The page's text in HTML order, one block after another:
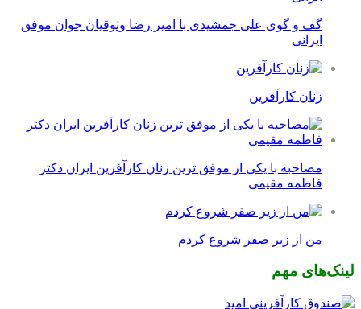
گف و گوی علی جمشیدی با امیر رضا وثوقیان جوان موفق
ایرانی
زنان کارآفرین
مصاحبه با یکی از موفق ترین زنان کارآفرین ایران دکتر
فاطمه مقیمی
من از زیر صفر شروع کردم
لینک‌های مهم